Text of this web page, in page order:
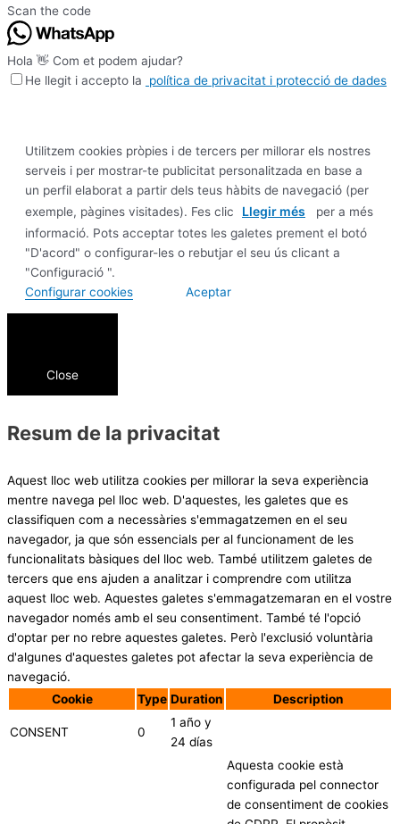
Scan the code
Hola 👋 Com et podem ajudar?
He llegit i accepto la
política de privacitat i protecció de dades
Utilitzem cookies pròpies i de tercers per millorar els nostres
serveis i per mostrar-te publicitat personalitzada en base a
un perfil elaborat a partir dels teus hàbits de navegació (per
exemple, pàgines visitades). Fes clic
Llegir més
per a més
informació. Pots acceptar totes les galetes prement el botó
"D'acord" o configurar-les o rebutjar el seu ús clicant a
"Configuració ".
Configurar cookies
Aceptar
Close
Resum de la privacitat
Aquest lloc web utilitza cookies per millorar la seva experiència
mentre navega pel lloc web. D'aquestes, les galetes que es
classifiquen com a necessàries s'emmagatzemen en el seu
navegador, ja que són essencials per al funcionament de les
funcionalitats bàsiques del lloc web. També utilitzem galetes de
tercers que ens ajuden a analitzar i comprendre com utilitza
aquest lloc web. Aquestes galetes s'emmagatzemaran en el vostre
navegador només amb el seu consentiment. També té l'opció
d'optar per no rebre aquestes galetes. Però l'exclusió voluntària
d'algunes d'aquestes galetes pot afectar la seva experiència de
navegació.
Cookie
Type Duration Description
CONSENT 0
1 año y
24 días
Aquesta cookie està
configurada pel connector
de consentiment de cookies